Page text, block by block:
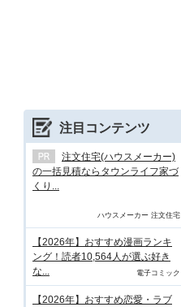
注目コンテンツ
注文住宅(ハウスメーカー)
の一括見積ならタウンライフ家づ
くり...
ハウスメーカー 注文住宅
【2026年】おすすめ漫画ランキ
ング！読者10,564人が選ぶ好き
な...
電子コミック
【2026年】おすすめ恋愛・ラブ